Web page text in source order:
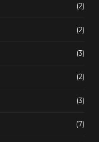
(2)
(2)
(3)
(2)
(3)
(7)